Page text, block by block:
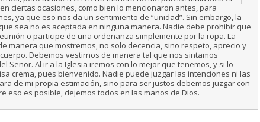
ciertas ocasiones, como bien lo mencionaron antes, para
ya que eso nos da un sentimiento de “unidad”. Sin embargo, la
sea no es aceptada en ninguna manera. Nadie debe prohibir que
o participe de una ordenanza simplemente por la ropa. La
manera que mostremos, no solo decencia, sino respeto, aprecio y
Debemos vestirnos de manera tal que nos sintamos
Señor. Al ir a la Iglesia iremos con lo mejor que tenemos, y si lo
crema, pues bienvenido. Nadie puede juzgar las intenciones ni las
de mi propia estimación, sino para ser justos debemos juzgar con
eso es posible, dejemos todos en las manos de Dios.